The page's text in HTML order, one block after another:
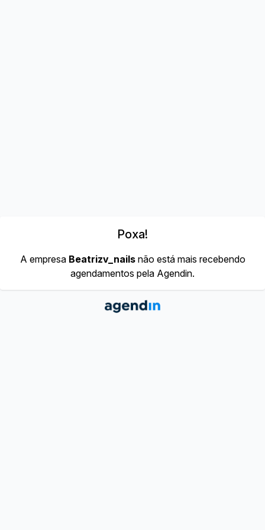
Poxa!
A empresa Beatrizv_nailsnão está mais recebendo
agendamentos pela Agendin.